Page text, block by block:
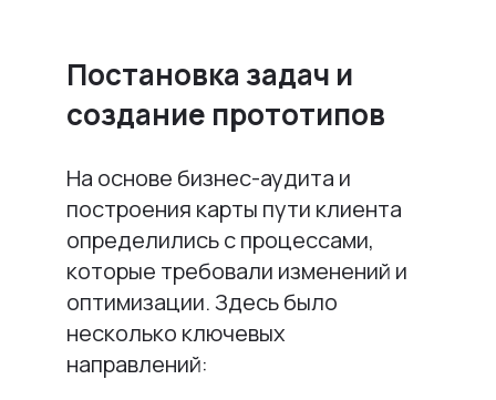
Постановка задач и
создание прототипов
На основе бизнес-аудита и
построения карты пути клиента
определились с процессами,
которые требовали изменений и
оптимизации. Здесь было
несколько ключевых
направлений: